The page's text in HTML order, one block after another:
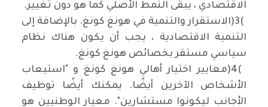
الاقتصادي ، يبقى النمط الأصلي كما هو دون تغيير.
)3(الاستقرار والتنمية في هونغ كونغ. بالإضافة إلى
التنمية الاقتصادية ، يجب أن يكون هناك نظام
سياسي مستقر بخصائص هونغ كونغ.
)4(معايير اختيار أهالي هونغ كونغ و "استيعاب
الأشخاص الآخرين أيضًا. يمكنك أيضًا توظيف
الأجانب ليكونوا مستشارين". معيار الوطنيين هو